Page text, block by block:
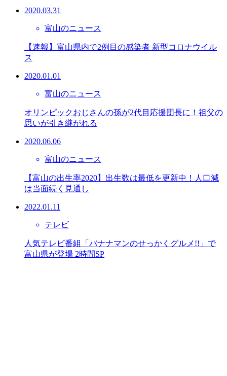
2020.03.31
富山のニュース
【速報】富山県内で2例目の感染者 新型コロナウイル
ス
2020.01.01
富山のニュース
オリンピックおじさんの孫が2代目応援団長に！祖父の
思いが引き継がれる
2020.06.06
富山のニュース
【富山の出生率2020】出生数は最低を更新中！人口減
は当面続く見通し
2022.01.11
テレビ
人気テレビ番組「バナナマンのせっかくグルメ!!」で
富山県が登場 2時間SP